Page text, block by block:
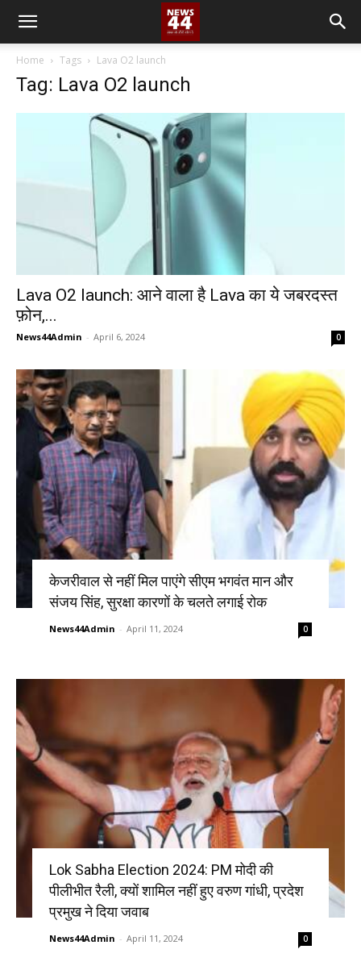
Home Tags Lava O2 launch
Tag: Lava O2 launch
Lava O2 launch: आने वाला है Lava का ये जबरदस्त
फ़ोन,...
News44Admin - April 6, 2024 0
केजरीवाल से नहीं मिल पाएंगे सीएम भगवंत मान और
संजय सिंह, सुरक्षा कारणों के चलते लगाई रोक
News44Admin - April 11, 2024 0
Lok Sabha Election 2024: PM मोदी की
पीलीभीत रैली, क्यों शामिल नहीं हुए वरुण गांधी, प्रदेश
प्रमुख ने दिया जवाब
News44Admin - April 11, 2024 0